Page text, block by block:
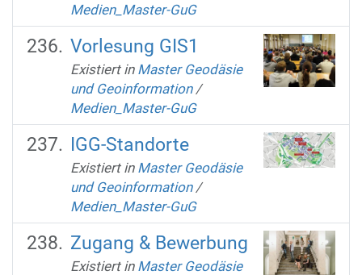
Medien_Master-GuG
Vorlesung GIS1
Existiert in Master Geodäsie
und Geoinformation /
Medien_Master-GuG
IGG-Standorte
Existiert in Master Geodäsie
und Geoinformation /
Medien_Master-GuG
Zugang & Bewerbung
Existiert in Master Geodäsie